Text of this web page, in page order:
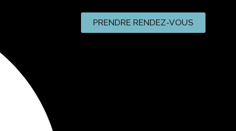
PRENDRE RENDEZ-VOUS